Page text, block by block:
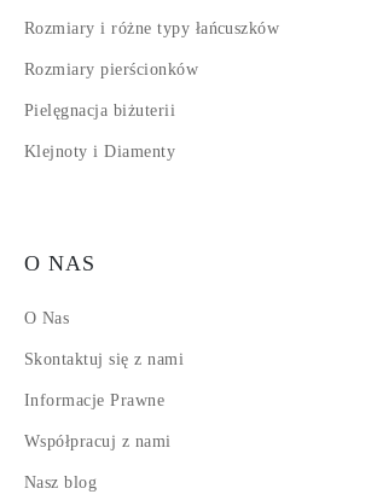
Rozmiary i różne typy łańcuszków
Rozmiary pierścionków
Pielęgnacja biżuterii
Klejnoty i Diamenty
O NAS
O Nas
Skontaktuj się z nami
Informacje Prawne
Współpracuj z nami
Nasz blog